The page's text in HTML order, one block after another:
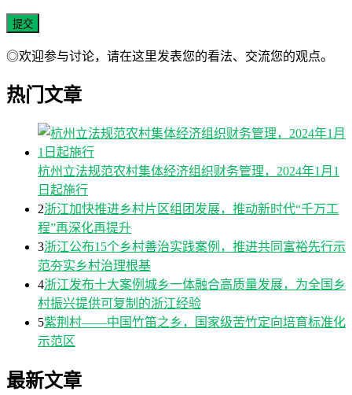
◎欢迎参与讨论，请在这里发表您的看法、交流您的观点。
热门文章
杭州立法规范农村集体经济组织财务管理，2024年1月1
日起施行
2浙江加快推进乡村片区组团发展，推动新时代“千万工
程”再深化再提升
3浙江公布15个乡村善治实践案例，推进共同富裕先行示
范夯实乡村治理根基
4浙江发布十大案例城乡一体融合高质量发展，为全国乡
村振兴提供可复制的浙江经验
5紫荆村——中国竹笛之乡，国家级苦竹定向培育标准化
示范区
最新文章